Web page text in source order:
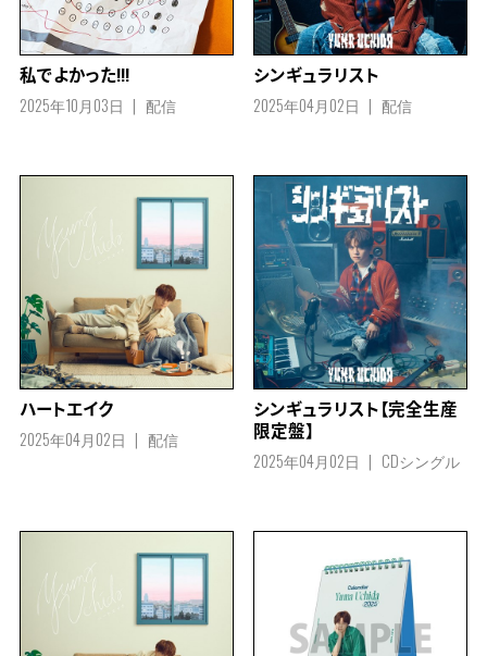
私でよかった!!!
2025年10月03日 配信
シンギュラリスト
2025年04月02日 配信
ハートエイク
2025年04月02日 配信
シンギュラリスト【完全生産
限定盤】
2025年04月02日 CDシングル